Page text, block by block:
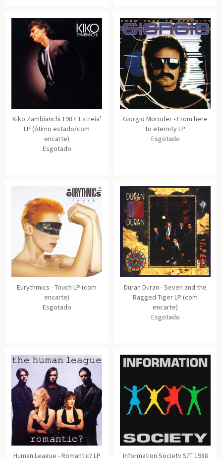
Kiko Zambianchi 1987 'Estreia'
LP (ótimo estado/com
encarte)
Esgotado
Giorgio Moroder - From here
to eternity LP
Esgotado
Eurythmics - Touch LP (com
encarte)
Esgotado
Duran Duran - Seven and the
Ragged Tiger LP (com
encarte)
Esgotado
Human League - Romantic? LP Information Society S/T 1988